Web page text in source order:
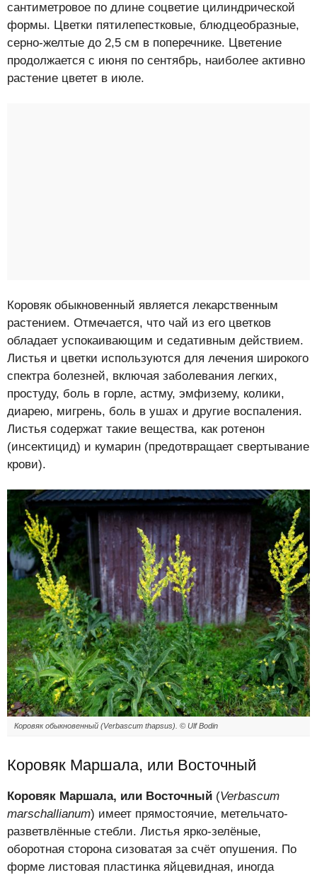
сантиметровое по длине соцветие цилиндрической
формы. Цветки пятилепестковые, блюдцеобразные,
серно-желтые до 2,5 см в поперечнике. Цветение
продолжается с июня по сентябрь, наиболее активно
растение цветет в июле.
Коровяк обыкновенный является лекарственным
растением. Отмечается, что чай из его цветков
обладает успокаивающим и седативным действием.
Листья и цветки используются для лечения широкого
спектра болезней, включая заболевания легких,
простуду, боль в горле, астму, эмфизему, колики,
диарею, мигрень, боль в ушах и другие воспаления.
Листья содержат такие вещества, как ротенон
(инсектицид) и кумарин (предотвращает свертывание
крови).
Коровяк обыкновенный (Verbascum thapsus). © Ulf Bodin
Коровяк Маршала, или Восточный
Коровяк Маршала, или Восточный (Verbascum
marschallianum) имеет прямостоячие, метельчато-
разветвлённые стебли. Листья ярко-зелёные,
оборотная сторона сизоватая за счёт опушения. По
форме листовая пластинка яйцевидная, иногда